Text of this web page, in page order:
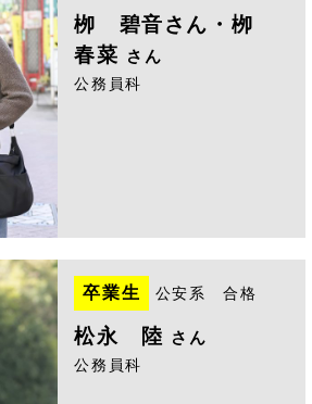
栁 碧音さん・栁
春菜 さん
公務員科
卒業生 公安系 合格
松永 陸 さん
公務員科